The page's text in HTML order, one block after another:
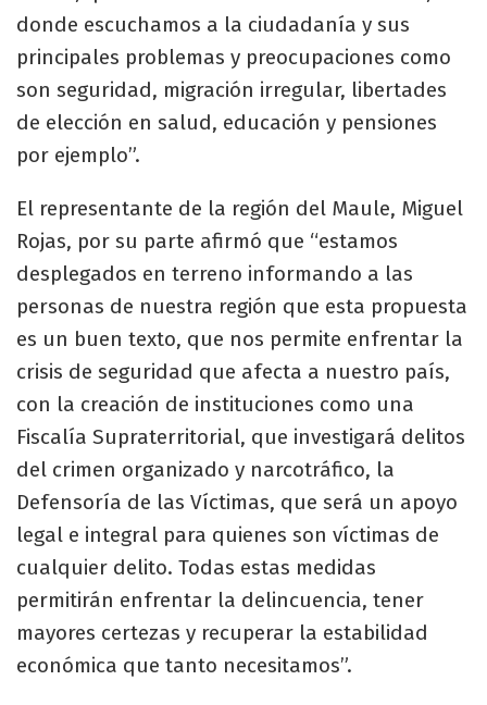
donde escuchamos a la ciudadanía y sus
principales problemas y preocupaciones como
son seguridad, migración irregular, libertades
de elección en salud, educación y pensiones
por ejemplo”.
El representante de la región del Maule, Miguel
Rojas, por su parte afirmó que “estamos
desplegados en terreno informando a las
personas de nuestra región que esta propuesta
es un buen texto, que nos permite enfrentar la
crisis de seguridad que afecta a nuestro país,
con la creación de instituciones como una
Fiscalía Supraterritorial, que investigará delitos
del crimen organizado y narcotráfico, la
Defensoría de las Víctimas, que será un apoyo
legal e integral para quienes son víctimas de
cualquier delito. Todas estas medidas
permitirán enfrentar la delincuencia, tener
mayores certezas y recuperar la estabilidad
económica que tanto necesitamos”.